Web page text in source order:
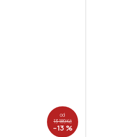
od
13 189 Kč
–13 %